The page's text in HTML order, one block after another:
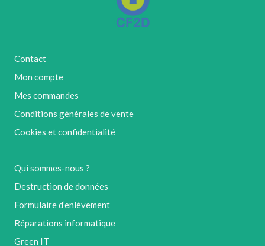
Contact
Mon compte
Mes commandes
Conditions générales de vente
Cookies et confidentialité
Qui sommes-nous ?
Destruction de données
Formulaire d’enlèvement
Réparations informatique
Green IT